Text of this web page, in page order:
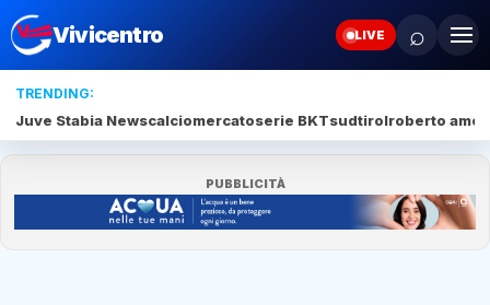
Vivicentro LIVE ⌕
TRENDING:
Juve Stabia Newscalciomercatoserie BKTsudtirolroberto
PUBBLICITÀ